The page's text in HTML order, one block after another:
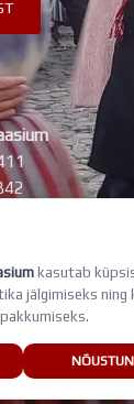
kasutab
jälgimiseks ning
NÕUSTUN